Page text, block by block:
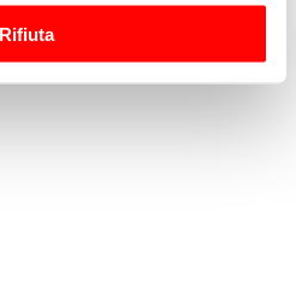
di qualche
scansionandolo
di caratteristiche specifiche
elaborati i tuoi dati personali
nella
in qualsiasi momento
Rifiuta